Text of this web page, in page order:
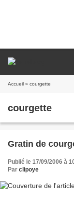
Accueil » courgette
courgette
Gratin de
Publié le 17/09/2006 à
Par clipoye